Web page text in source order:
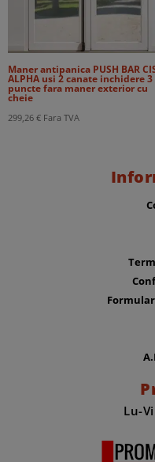
Maner antipanica PUSH BAR
ALPHA usi 2 canate inchidere 3
puncte fara maner exterior cu
cheie
299,26 € Fara TVA
Lu-